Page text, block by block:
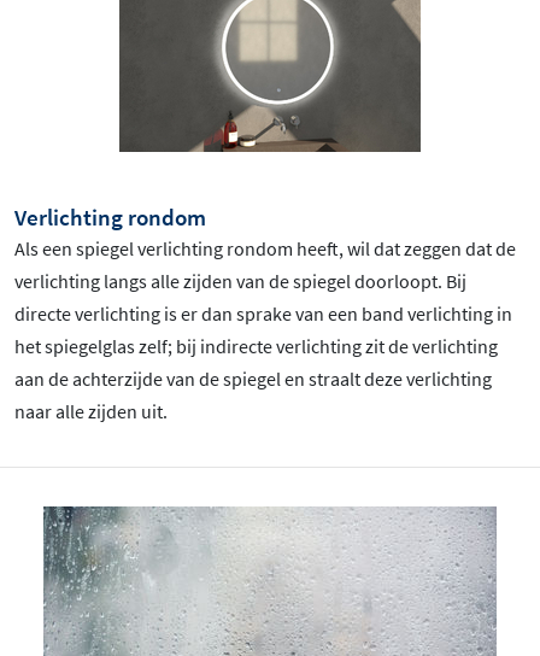
Verlichting rondom
Als een spiegel verlichting rondom heeft, wil dat zeggen dat de
verlichting langs alle zijden van de spiegel doorloopt. Bij
directe verlichting is er dan sprake van een band verlichting in
het spiegelglas zelf; bij indirecte verlichting zit de verlichting
aan de achterzijde van de spiegel en straalt deze verlichting
naar alle zijden uit.